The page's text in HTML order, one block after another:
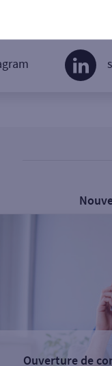
Ouverture de